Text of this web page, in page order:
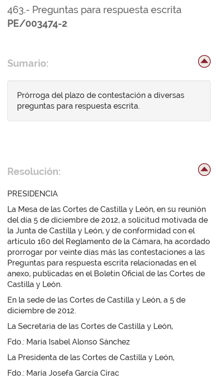
463.- Preguntas para respuesta escrita
PE/003474-2
Sumario:
Prórroga del plazo de contestación a diversas
preguntas para respuesta escrita.
Resolución:
PRESIDENCIA
La Mesa de las Cortes de Castilla y León, en su reunión
del día 5 de diciembre de 2012, a solicitud motivada de
la Junta de Castilla y León, y de conformidad con el
artículo 160 del Reglamento de la Cámara, ha acordado
prorrogar por veinte días más las contestaciones a las
Preguntas para respuesta escrita relacionadas en el
anexo, publicadas en el Boletín Oficial de las Cortes de
Castilla y León.
En la sede de las Cortes de Castilla y León, a 5 de
diciembre de 2012.
La Secretaria de las Cortes de Castilla y León,
Fdo.: María Isabel Alonso Sánchez
La Presidenta de las Cortes de Castilla y León,
Fdo.: María Josefa García Cirac